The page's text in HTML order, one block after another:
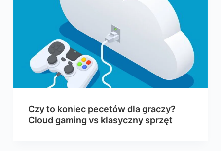
Czy to koniec pecetów dla graczy?
Cloud gaming vs klasyczny sprzęt